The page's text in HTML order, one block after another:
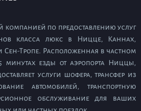
компанией по предоставлению услуг
класса люкс в Ницце, Каннах,
Тропе. Расположенная в частном
минутах езды от аэропорта Ниццы,
услуги шофера, трансфер из
автомобилей, транспортную
обслуживание для ваших